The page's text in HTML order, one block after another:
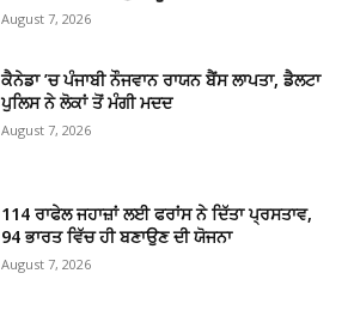
August 7, 2026
ਕੈਨੇਡਾ ’ਚ ਪੰਜਾਬੀ ਨੌਜਵਾਨ ਰਾਯਨ ਬੈਂਸ ਲਾਪਤਾ, ਡੈਲਟਾ
ਪੁਲਿਸ ਨੇ ਲੋਕਾਂ ਤੋਂ ਮੰਗੀ ਮਦਦ
August 7, 2026
114 ਰਾਫੇਲ ਜਹਾਜ਼ਾਂ ਲਈ ਫਰਾਂਸ ਨੇ ਦਿੱਤਾ ਪ੍ਰਸਤਾਵ,
94 ਭਾਰਤ ਵਿੱਚ ਹੀ ਬਣਾਉਣ ਦੀ ਯੋਜਨਾ
August 7, 2026